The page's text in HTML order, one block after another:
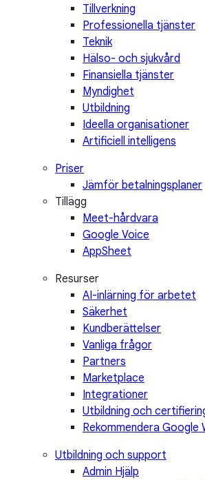
Tillverkning
Professionella tjänster
Teknik
Hälso- och sjukvård
Finansiella tjänster
Myndighet
Utbildning
Ideella organisationer
Artificiell intelligens
Priser
Jämför betalningsplaner
Tillägg
Meet-hårdvara
Google Voice
AppSheet
Resurser
AI-inlärning för arbetet
Säkerhet
Kundberättelser
Vanliga frågor
Partners
Marketplace
Integrationer
Utbildning och
Rekommendera Google
Utbildning och support
Admin Hjälp